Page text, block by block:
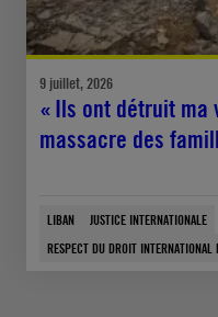
9 juillet, 2026
« Ils ont détruit ma
massacre des
LIBAN
JUSTICE INTERNATIONALE
RESPECT DU DROIT INTERNATIONAL